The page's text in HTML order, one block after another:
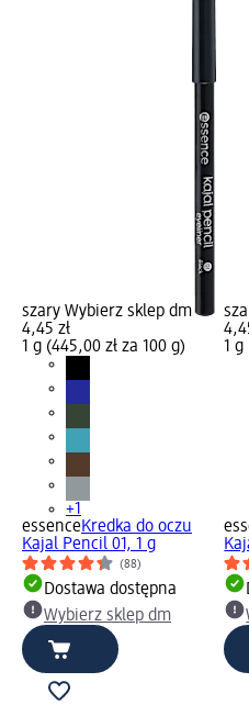
szary Wybierz sklep dm
4,45 zł
1 g (445,00 zł za 100 g)
+1
essenceKredka do oczu
Kajal Pencil 01, 1 g
(88)
Dostawa dostępna
Wybierz sklep dm
1 g